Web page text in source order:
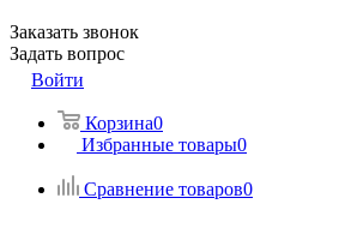
Заказать звонок
Задать вопрос
Войти
Корзина0
Избранные товары0
Сравнение товаров0